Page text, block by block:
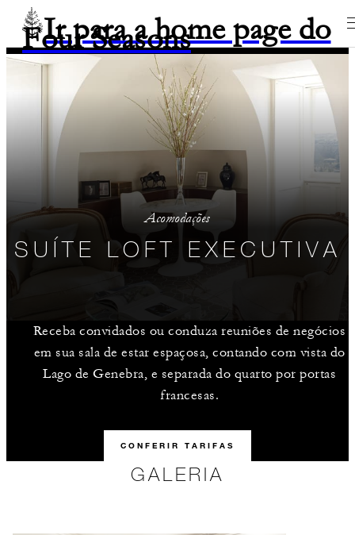
Ir para a home page do
Four Seasons
Acomodações
SUÍTE LOFT EXECUTIVA
Receba convidados ou conduza reuniões de negócios
em sua sala de estar espaçosa, contando com vista do
Lago de Genebra, e separada do quarto por portas
francesas.
CONFERIR TARIFAS
GALERIA